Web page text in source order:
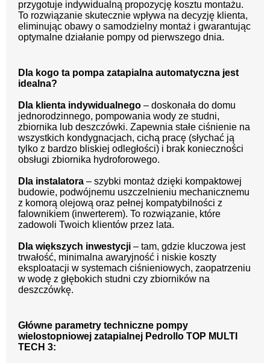
przygotuje indywidualną propozycję kosztu montażu.
To rozwiązanie skutecznie wpływa na decyzję klienta,
eliminując obawy o samodzielny montaż i gwarantując
optymalne działanie pompy od pierwszego dnia.
Dla kogo ta pompa zatapialna automatyczna jest
idealna?
Dla klienta indywidualnego – doskonała do domu
jednorodzinnego, pompowania wody ze studni,
zbiornika lub deszczówki. Zapewnia stałe ciśnienie na
wszystkich kondygnacjach, cichą pracę (słychać ją
tylko z bardzo bliskiej odległości) i brak konieczności
obsługi zbiornika hydroforowego.
Dla instalatora – szybki montaż dzięki kompaktowej
budowie, podwójnemu uszczelnieniu mechanicznemu
z komorą olejową oraz pełnej kompatybilności z
falownikiem (inwerterem). To rozwiązanie, które
zadowoli Twoich klientów przez lata.
Dla większych inwestycji – tam, gdzie kluczowa jest
trwałość, minimalna awaryjność i niskie koszty
eksploatacji w systemach ciśnieniowych, zaopatrzeniu
w wodę z głębokich studni czy zbiorników na
deszczówkę.
Główne parametry techniczne pompy
wielostopniowej zatapialnej Pedrollo TOP MULTI
TECH 3: